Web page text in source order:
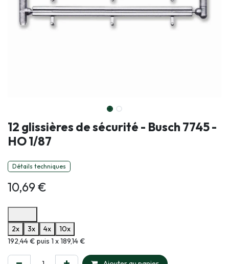
12 glissières de sécurité - Busch 7745 -
HO 1/87
Détails techniques
10,69€
2x
3x 4x
10x
Informations sur le plan de paiement sélectionné
192,44 € puis 1 x 189,14 €